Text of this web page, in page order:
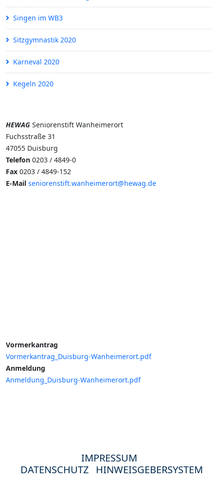
Singen im WB3
Sitzgymnastik 2020
Karneval 2020
Kegeln 2020
HEWAG Seniorenstift Wanheimerort
Fuchsstraße 31
47055 Duisburg
Telefon 0203 / 4849-0
Fax 0203 / 4849-152
E-Mail seniorenstift.wanheimerort@hewag.de
Vormerkantrag
Vormerkantrag_Duisburg-Wanheimerort.pdf
Anmeldung
Anmeldung_Duisburg-Wanheimerort.pdf
IMPRESSUM
DATENSCHUTZ HINWEISGEBERSYSTEM